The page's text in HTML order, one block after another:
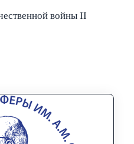
войны II